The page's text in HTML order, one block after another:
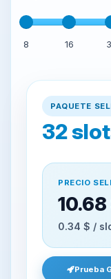
8 16
PAQUETE
32
PRECIO
0.34 $ /
Prueba